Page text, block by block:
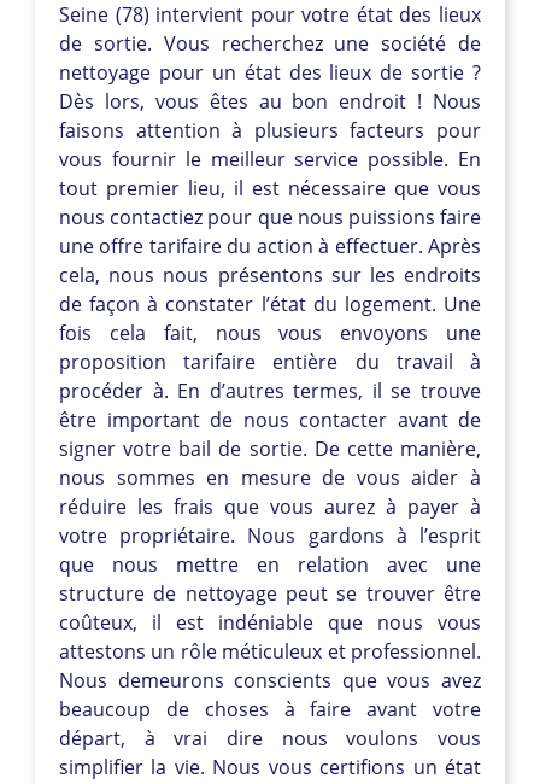
Seine (78) intervient pour votre état des lieux
de sortie. Vous recherchez une société de
nettoyage pour un état des lieux de sortie ?
Dès lors, vous êtes au bon endroit ! Nous
faisons attention à plusieurs facteurs pour
vous fournir le meilleur service possible. En
tout premier lieu, il est nécessaire que vous
nous contactiez pour que nous puissions faire
une offre tarifaire du action à effectuer. Après
cela, nous nous présentons sur les endroits
de façon à constater l’état du logement. Une
fois cela fait, nous vous envoyons une
proposition tarifaire entière du travail à
procéder à. En d’autres termes, il se trouve
être important de nous contacter avant de
signer votre bail de sortie. De cette manière,
nous sommes en mesure de vous aider à
réduire les frais que vous aurez à payer à
votre propriétaire. Nous gardons à l’esprit
que nous mettre en relation avec une
structure de nettoyage peut se trouver être
coûteux, il est indéniable que nous vous
attestons un rôle méticuleux et professionnel.
Nous demeurons conscients que vous avez
beaucoup de choses à faire avant votre
départ, à vrai dire nous voulons vous
simplifier la vie. Nous vous certifions un état